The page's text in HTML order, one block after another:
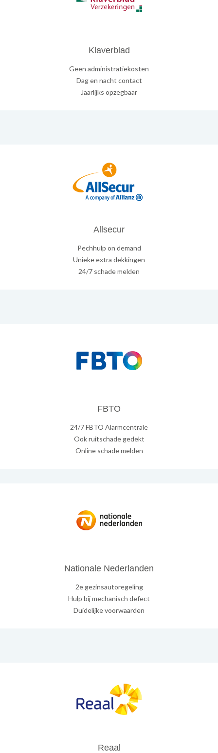
Klaverblad
Geen administratiekosten
Dag en nacht contact
Jaarlijks opzegbaar
Allsecur
Pechhulp on demand
Unieke extra dekkingen
24/7 schade melden
FBTO
24/7 FBTO Alarmcentrale
Ook ruitschade gedekt
Online schade melden
Nationale Nederlanden
2e gezinsautoregeling
Hulp bij mechanisch defect
Duidelijke voorwaarden
Reaal